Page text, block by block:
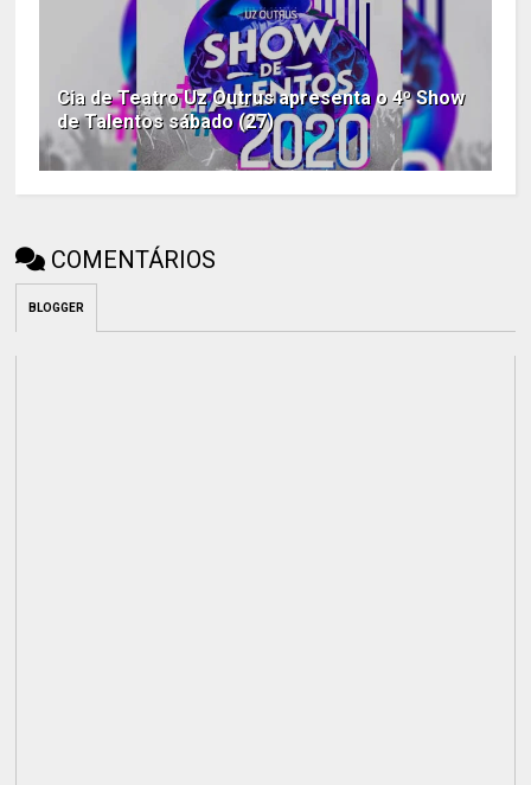
Cia de Teatro Uz Outrus apresenta o 4º Show
de Talentos sábado (27)
COMENTÁRIOS
BLOGGER